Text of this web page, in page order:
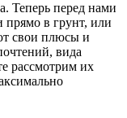
Теперь перед нами
прямо в грунт, или
свои плюсы и
вида
рассмотрим их